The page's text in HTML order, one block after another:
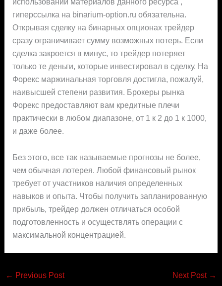
гиперссылка на binarium-option.ru обязательна.
Открывая сделку на бинарных опционах трейдер
сразу ограничивает сумму возможных потерь. Если
сделка закроется в минус, то трейдер потеряет
только те деньги, которые инвестировал в сделку. На
Форекс маржинальная торговля достигла, пожалуй,
наивысшей степени развития. Брокеры рынка
Форекс предоставляют вам кредитные плечи
практически в любом диапазоне, от 1 к 2 до 1 к 1000,
и даже более.
Без этого, все так называемые прогнозы не более,
чем обычная лотерея. Любой финансовый рынок
требует от участников наличия определенных
навыков и опыта. Чтобы получить запланированную
прибыль, трейдер должен отличаться особой
подготовленность и осуществлять операции с
максимальной концентрацией.
← Previous Post Next Post →